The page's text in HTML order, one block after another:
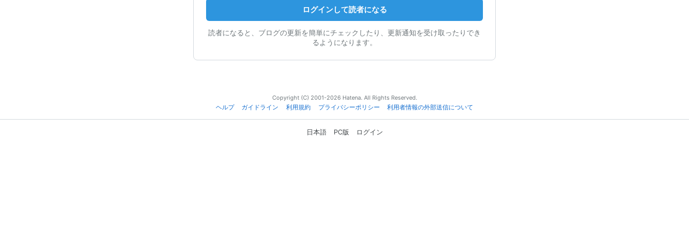
ログインして読者になる
読者になると、ブログの更新を簡単にチェックしたり、更新通知を受け取ったりでき
るようになります。
Copyright (C) 2001-2026 Hatena. All Rights Reserved.
ヘルプ
ガイドライン 利用規約 プライバシーポリシー 利用者情報の外部送信について
日本語 PC版 ログイン